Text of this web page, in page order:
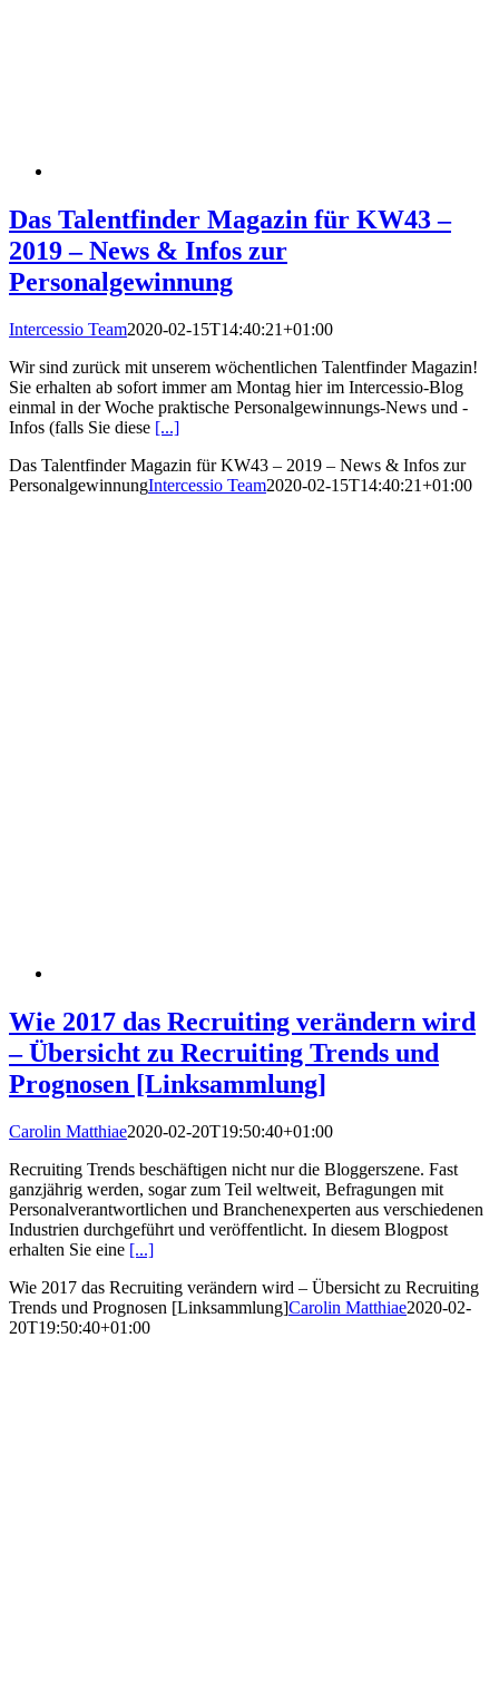
Das Talentfinder Magazin für KW43 –
2019 – News & Infos zur
Personalgewinnung
Intercessio Team2020-02-15T14:40:21+01:00
Wir sind zurück mit unserem wöchentlichen Talentfinder Magazin!
Sie erhalten ab sofort immer am Montag hier im Intercessio-Blog
einmal in der Woche praktische Personalgewinnungs-News und -
Infos (falls Sie diese [...]
Das Talentfinder Magazin für KW43 – 2019 – News & Infos zur
PersonalgewinnungIntercessio Team2020-02-15T14:40:21+01:00
Wie 2017 das Recruiting verändern wird
– Übersicht zu Recruiting Trends und
Prognosen [Linksammlung]
Carolin Matthiae2020-02-20T19:50:40+01:00
Recruiting Trends beschäftigen nicht nur die Bloggerszene. Fast
ganzjährig werden, sogar zum Teil weltweit, Befragungen mit
Personalverantwortlichen und Branchenexperten aus verschiedenen
Industrien durchgeführt und veröffentlicht. In diesem Blogpost
erhalten Sie eine [...]
Wie 2017 das Recruiting verändern wird – Übersicht zu Recruiting
Trends und Prognosen [Linksammlung]Carolin Matthiae2020-02-
20T19:50:40+01:00